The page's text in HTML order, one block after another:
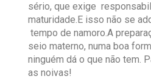
sério, que exige
maturidade.E isso não se
tempo de namoro.A
seio materno, numa boa
ninguém dá o que não tem.
as noivas!